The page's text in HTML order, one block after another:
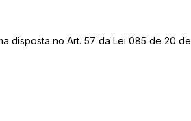
disposta no Art. 57 da Lei 085 de 20 de